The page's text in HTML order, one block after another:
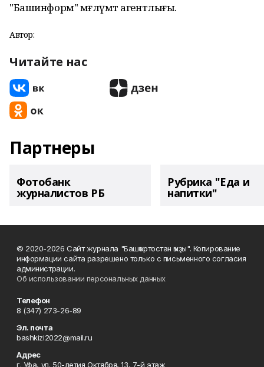
"Башинформ" мәғлүмәт агентлығы.
Автор:
Читайте нас
Партнеры
Фотобанк
журналистов РБ
Рубрика "Еда и
напитки"
© 2020-2026 Сайт журнала "Башҡортостан ҡыҙы". Копирование
информации сайта разрешено только с письменного согласия
администрации.
Об использовании персональных данных
Телефон
8 (347) 273-26-89
Эл. почта
bashkizi2022@mail.ru
Адрес
г. Уфа, ул. 50-летия Октября, 13, 7-й этаж